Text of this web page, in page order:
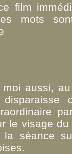
film
mots
aussi,
le visage
la séance